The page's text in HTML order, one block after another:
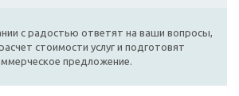
с радостью ответят на ваши вопросы,
стоимости услуг и подготовят
предложение.